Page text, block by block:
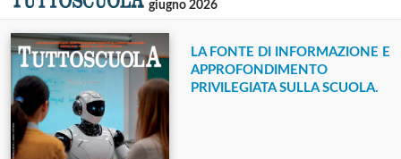
giugno 2026
LA FONTE DI INFORMAZIONE E
APPROFONDIMENTO
PRIVILEGIATA SULLA SCUOLA.